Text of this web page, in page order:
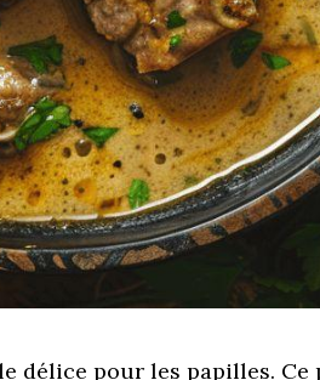
délice pour les papilles.